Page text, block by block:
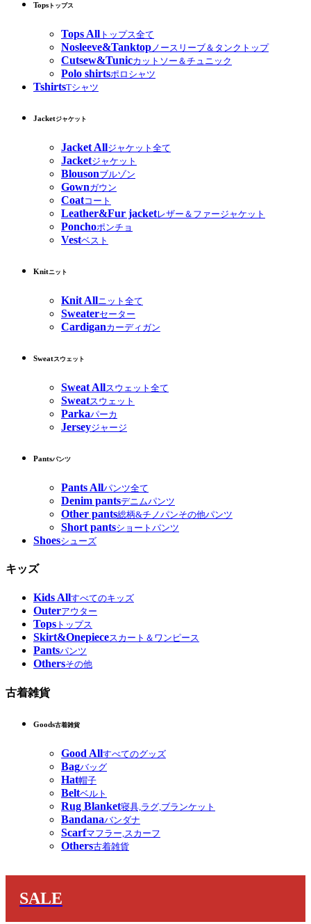
Tops トップス
Tops All トップス全て
Nosleeve&Tanktop ノースリーブ＆タンクトップ
Cutsew&Tunicカットソー＆チュニック
Polo shirtsポロシャツ
TshirtsTシャツ
Jacketジャケット
Jacket Allジャケット全て
Jacketジャケット
Blousonブルゾン
Gownガウン
Coatコート
Leather&Fur jacketレザー＆ファージャケット
Ponchoポンチョ
Vestベスト
Knitニット
Knit Allニット全て
Sweaterセーター
Cardiganカーディガン
Sweatスウェット
Sweat Allスウェット全て
Sweatスウェット
Parkaパーカ
Jerseyジャージ
Pantsパンツ
Pants Allパンツ全て
Denim pantsデニムパンツ
Other pants総柄&チノパンその他パンツ
Short pantsショートパンツ
Shoesシューズ
キッズ
Kids Allすべてのキッズ
Outerアウター
Tops トップス
Skirt&Onepieceスカート＆ワンピース
Pantsパンツ
Othersその他
古着雑貨
Goods古着雑貨
Good Allすべてのグッズ
Bagバッグ
Hat帽子
Beltベルト
Rug Blanket寝具,ラグ,ブランケット
Bandanaバンダナ
Scarfマフラー,スカーフ
Others古着雑貨
SALE